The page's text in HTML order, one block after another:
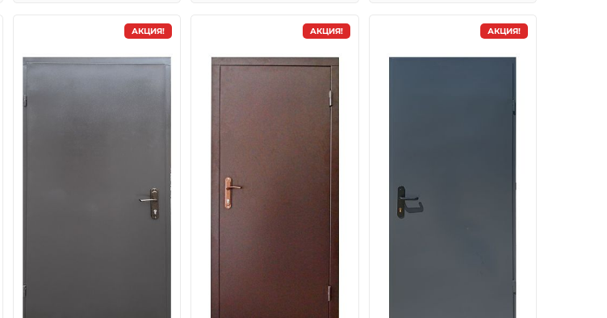
АКЦИЯ! АКЦИЯ! АКЦИЯ!